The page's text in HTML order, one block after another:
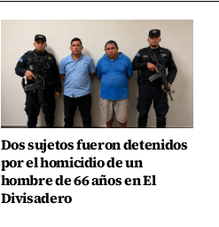
Dos sujetos fueron detenidos
por el homicidio de un
hombre de 66 años en El
Divisadero